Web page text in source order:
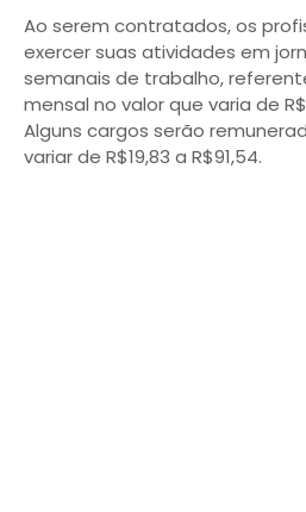
Ao serem contratados, os
exercer suas atividades em
semanais de trabalho,
mensal no valor que varia de
Alguns cargos serão
variar de R$19,83 a R$91,54.